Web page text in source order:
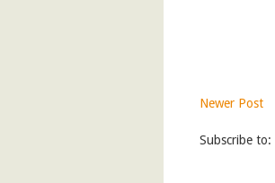
Newer Post
Subscribe to: